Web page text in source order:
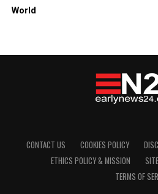
World
CONTACT US COOKIES POLICY
ETHICS POLICY & MISSION
TERMS OF